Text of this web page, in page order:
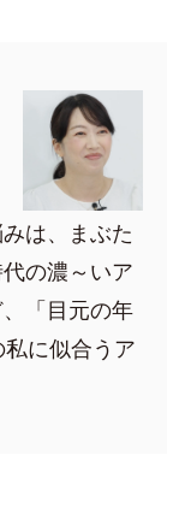
は、まぶた
の濃～いア
「目元の年
に似合うア